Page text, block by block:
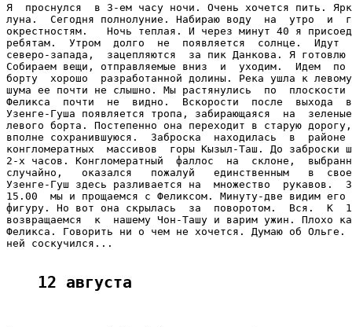
Я  проснулся  в 3-ем часу ночи. Очень хочется пить.
луна.  Сегодня полнолуние. Набираю воду  на  утро  и
окрестностям.   Ночь теплая. И через минут 40 я
ребятам.  Утром  долго  не  появляется  солнце.  Идут
северо-запада,  зацепляются  за пик Данкова. Я готовлю
Собираем вещи, отправляемые вниз  и  уходим.  Идем  по
борту  хорошо  разработанной долины. Река ушла к
шума ее почти не слышно. Мы растянулись  по
Феликса  почти  не  видно.  Вскорости  после  выхода
Узенге-Гуша появляется тропа, забирающаяся  на
левого борта. Постепенно она переходит в старую
вполне сохранившуюся.  Заброска  находилась  в  районе
конгломератных  массивов  горы Кызыл-Таш. До заброски
2-х часов. Конгломератный  фаллос  на  склоне,
случайно,   оказался   пожалуй   единственным   в
Узенге-Гуш здесь разливается на  множество  рукавов.
15.00  мы и прощаемся с Феликсом. Минуту-две видим его
фигуру. Но вот она скрылась  за  поворотом.  Вся.  К
возвращаемся  к  нашему Чон-Ташу и варим ужин. Плохо
Феликса. Говорить ни о чем не хочется. Думаю об Ольге.
ней соскучился...
12 августа